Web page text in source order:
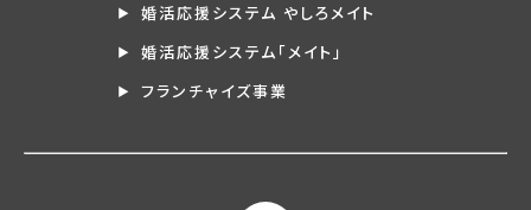
婚活応援システム やしろメイト
婚活応援システム「メイト」
フランチャイズ事業